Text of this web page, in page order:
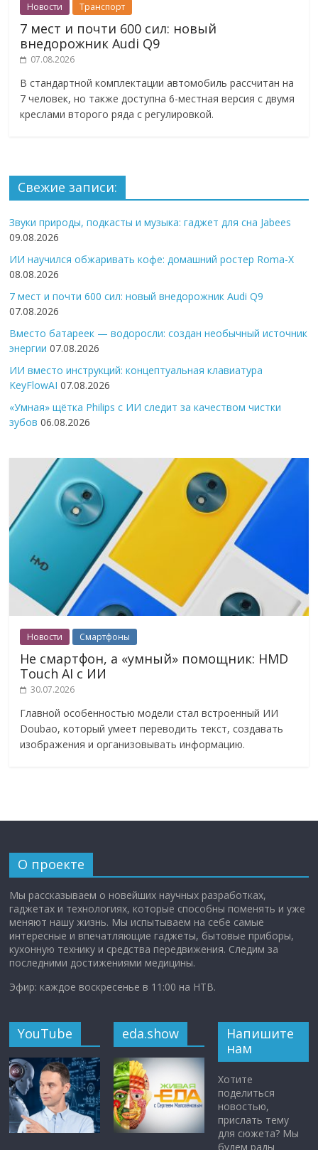
Новости Транспорт
7 мест и почти 600 сил: новый
внедорожник Audi Q9
07.08.2026
В стандартной комплектации автомобиль рассчитан на
7 человек, но также доступна 6-местная версия с двумя
креслами второго ряда с регулировкой.
Свежие записи:
Звуки природы, подкасты и музыка: гаджет для сна Jabees
09.08.2026
ИИ научился обжаривать кофе: домашний ростер Roma-X
08.08.2026
7 мест и почти 600 сил: новый внедорожник Audi Q9
07.08.2026
Вместо батареек — водоросли: создан необычный источник
энергии 07.08.2026
ИИ вместо инструкций: концептуальная клавиатура
KeyFlowAI 07.08.2026
«Умная» щётка Philips с ИИ следит за качеством чистки
зубов 06.08.2026
Новости Смартфоны
Не смартфон, а «умный» помощник: HMD
Touch AI с ИИ
30.07.2026
Главной особенностью модели стал встроенный ИИ
Doubao, который умеет переводить текст, создавать
изображения и организовывать информацию.
О проекте
Мы рассказываем о новейших научных разработках,
гаджетах и технологиях, которые способны поменять и уже
меняют нашу жизнь. Мы испытываем на себе самые
интересные и впечатляющие гаджеты, бытовые приборы,
кухонную технику и средства передвижения. Следим за
последними достижениями медицины.
Эфир: каждое воскресенье в 11:00 на НТВ.
YouTube eda.show
Напишите
нам
Хотите
поделиться
новостью,
прислать тему
для сюжета? Мы
будем рады